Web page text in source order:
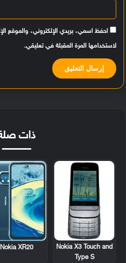
احفظ اسمي، بريدي الإلكتروني، والموقع
لاستخدامها المرة المقبلة في تعليقي.
ذات
Nokia X3 Touch and
Type S
Nokia XR20